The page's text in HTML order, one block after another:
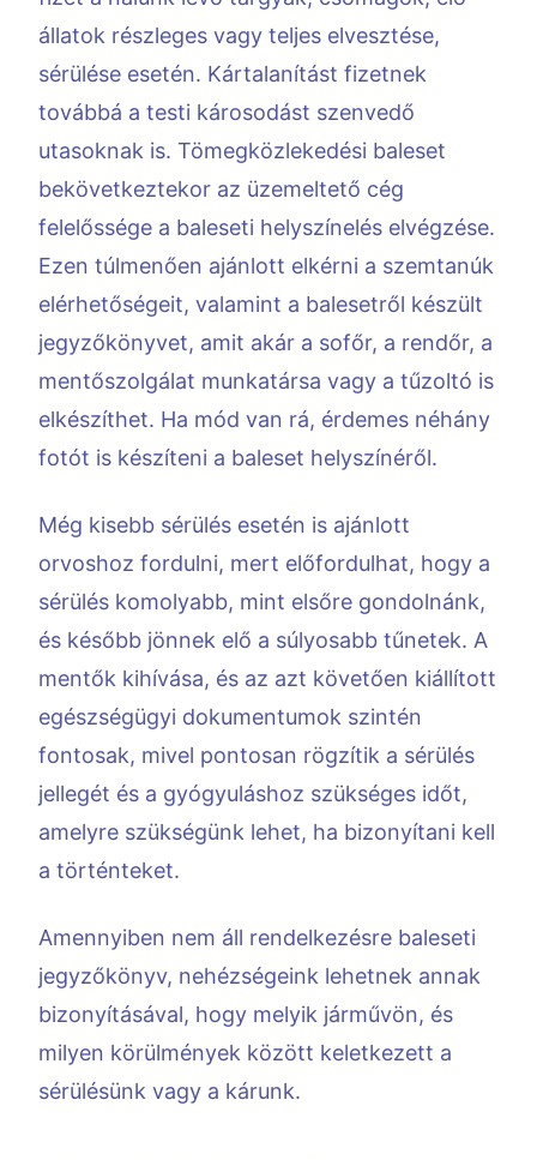
állatok részleges vagy teljes elvesztése,
sérülése esetén. Kártalanítást fizetnek
továbbá a testi károsodást szenvedő
utasoknak is. Tömegközlekedési baleset
bekövetkeztekor az üzemeltető cég
felelőssége a baleseti helyszínelés elvégzése.
Ezen túlmenően ajánlott elkérni a szemtanúk
elérhetőségeit, valamint a balesetről készült
jegyzőkönyvet, amit akár a sofőr, a rendőr, a
mentőszolgálat munkatársa vagy a tűzoltó is
elkészíthet. Ha mód van rá, érdemes néhány
fotót is készíteni a baleset helyszínéről.
Még kisebb sérülés esetén is ajánlott
orvoshoz fordulni, mert előfordulhat, hogy a
sérülés komolyabb, mint elsőre gondolnánk,
és később jönnek elő a súlyosabb tűnetek. A
mentők kihívása, és az azt követően kiállított
egészségügyi dokumentumok szintén
fontosak, mivel pontosan rögzítik a sérülés
jellegét és a gyógyuláshoz szükséges időt,
amelyre szükségünk lehet, ha bizonyítani kell
a történteket.
Amennyiben nem áll rendelkezésre baleseti
jegyzőkönyv, nehézségeink lehetnek annak
bizonyításával, hogy melyik járművön, és
milyen körülmények között keletkezett a
sérülésünk vagy a kárunk.